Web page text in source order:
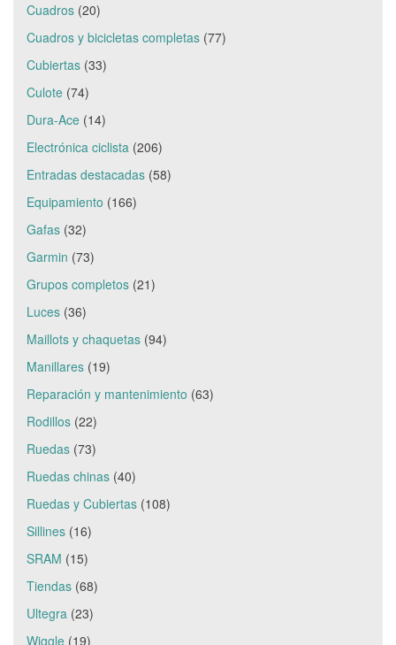
Cuadros (20)
Cuadros y bicicletas completas (77)
Cubiertas (33)
Culote (74)
Dura-Ace (14)
Electrónica ciclista (206)
Entradas destacadas (58)
Equipamiento (166)
Gafas (32)
Garmin (73)
Grupos completos (21)
Luces (36)
Maillots y chaquetas (94)
Manillares (19)
Reparación y mantenimiento (63)
Rodillos (22)
Ruedas (73)
Ruedas chinas (40)
Ruedas y Cubiertas (108)
Sillines (16)
SRAM (15)
Tiendas (68)
Ultegra (23)
Wiggle (19)